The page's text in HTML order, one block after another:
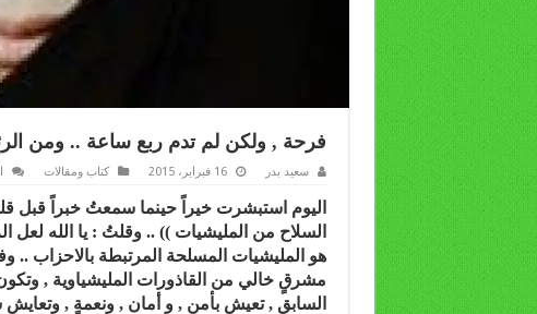
فرحة , ولكن لم تدم ربع ساعة .. ومن
سعيد بدر 16 فبراير، 2015 كتاب ومقالات
اليوم استبشرت خيراً حينما سمعتُ خبراً قبل
السلاح من المليشيات )) .. وقلتُ : يا الله لعل
هو المليشيات المسلحة المرتبطة بالاحزاب
مشرقٍ خالي من القاذورات المليشياوية ,
السابق , تعيش بأمنٍ , و أمان , ونعمةٍ , وتعايشٍ